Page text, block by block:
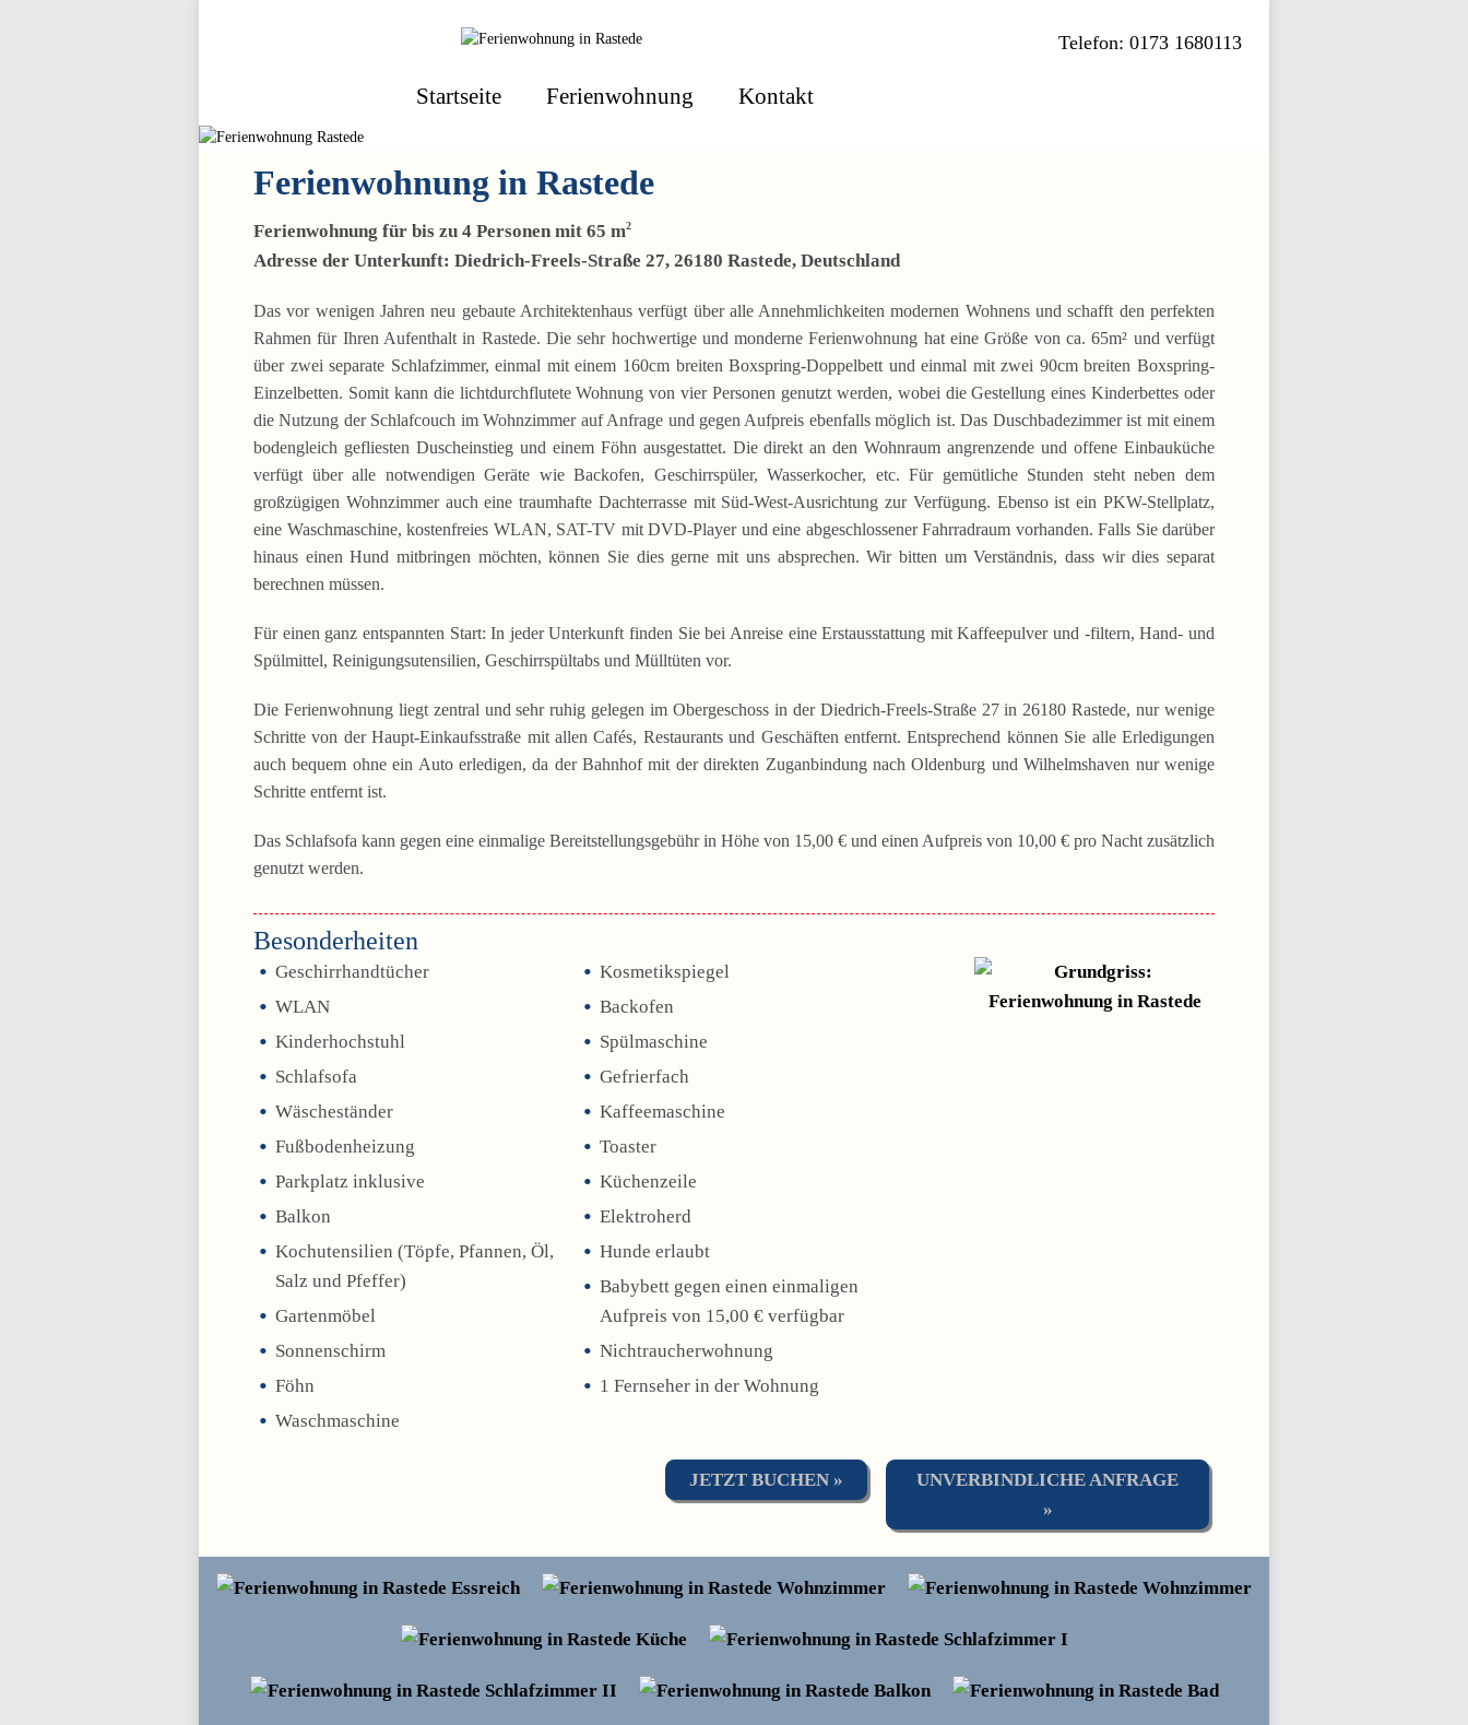
Telefon: 0173 1680113
Startseite Ferienwohnung Kontakt
Ferienwohnung in Rastede
Ferienwohnung für bis zu 4 Personen mit 65 m2
Adresse der Unterkunft: Diedrich-Freels-Straße 27, 26180 Rastede, Deutschland
Das vor wenigen Jahren neu gebaute Architektenhaus verfügt über alle Annehmlichkeiten modernen Wohnens und schafft den perfekten
Rahmen für Ihren Aufenthalt in Rastede. Die sehr hochwertige und monderne Ferienwohnung hat eine Größe von ca. 65m² und verfügt
über zwei separate Schlafzimmer, einmal mit einem 160cm breiten Boxspring-Doppelbett und einmal mit zwei 90cm breiten Boxspring-
Einzelbetten. Somit kann die lichtdurchflutete Wohnung von vier Personen genutzt werden, wobei die Gestellung eines Kinderbettes oder
die Nutzung der Schlafcouch im Wohnzimmer auf Anfrage und gegen Aufpreis ebenfalls möglich ist. Das Duschbadezimmer ist mit einem
bodengleich gefliesten Duscheinstieg und einem Föhn ausgestattet. Die direkt an den Wohnraum angrenzende und offene Einbauküche
verfügt über alle notwendigen Geräte wie Backofen, Geschirrspüler, Wasserkocher, etc. Für gemütliche Stunden steht neben dem
großzügigen Wohnzimmer auch eine traumhafte Dachterrasse mit Süd-West-Ausrichtung zur Verfügung. Ebenso ist ein PKW-Stellplatz,
eine Waschmaschine, kostenfreies WLAN, SAT-TV mit DVD-Player und eine abgeschlossener Fahrradraum vorhanden. Falls Sie darüber
hinaus einen Hund mitbringen möchten, können Sie dies gerne mit uns absprechen. Wir bitten um Verständnis, dass wir dies separat
berechnen müssen.
Für einen ganz entspannten Start: In jeder Unterkunft finden Sie bei Anreise eine Erstausstattung mit Kaffeepulver und -filtern, Hand- und
Spülmittel, Reinigungsutensilien, Geschirrspültabs und Mülltüten vor.
Die Ferienwohnung liegt zentral und sehr ruhig gelegen im Obergeschoss in der Diedrich-Freels-Straße 27 in 26180 Rastede, nur wenige
Schritte von der Haupt-Einkaufsstraße mit allen Cafés, Restaurants und Geschäften entfernt. Entsprechend können Sie alle Erledigungen
auch bequem ohne ein Auto erledigen, da der Bahnhof mit der direkten Zuganbindung nach Oldenburg und Wilhelmshaven nur wenige
Schritte entfernt ist.
Das Schlafsofa kann gegen eine einmalige Bereitstellungsgebühr in Höhe von 15,00 € und einen Aufpreis von 10,00 € pro Nacht zusätzlich
genutzt werden.
Besonderheiten
Geschirrhandtücher
WLAN
Kinderhochstuhl
Schlafsofa
Wäscheständer
Fußbodenheizung
Parkplatz inklusive
Balkon
Kochutensilien (Töpfe, Pfannen, Öl,
Salz und Pfeffer)
Gartenmöbel
Sonnenschirm
Föhn
Waschmaschine
Kosmetikspiegel
Backofen
Spülmaschine
Gefrierfach
Kaffeemaschine
Toaster
Küchenzeile
Elektroherd
Hunde erlaubt
Babybett gegen einen einmaligen
Aufpreis von 15,00 € verfügbar
Nichtraucherwohnung
1 Fernseher in der Wohnung
UNVERBINDLICHE ANFRAGE
»
JETZT BUCHEN »